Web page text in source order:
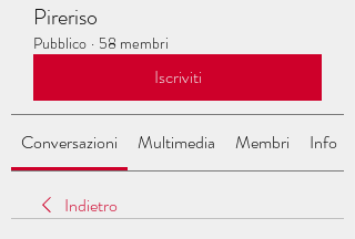
Pireriso
Pubblico · 58 membri
Iscriviti
Conversazioni Multimedia Membri Info
Indietro